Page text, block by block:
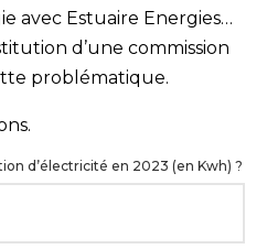
avec Estuaire Energies…
d’une commission
problématique.
d’électricité en 2023 (en Kwh) ?